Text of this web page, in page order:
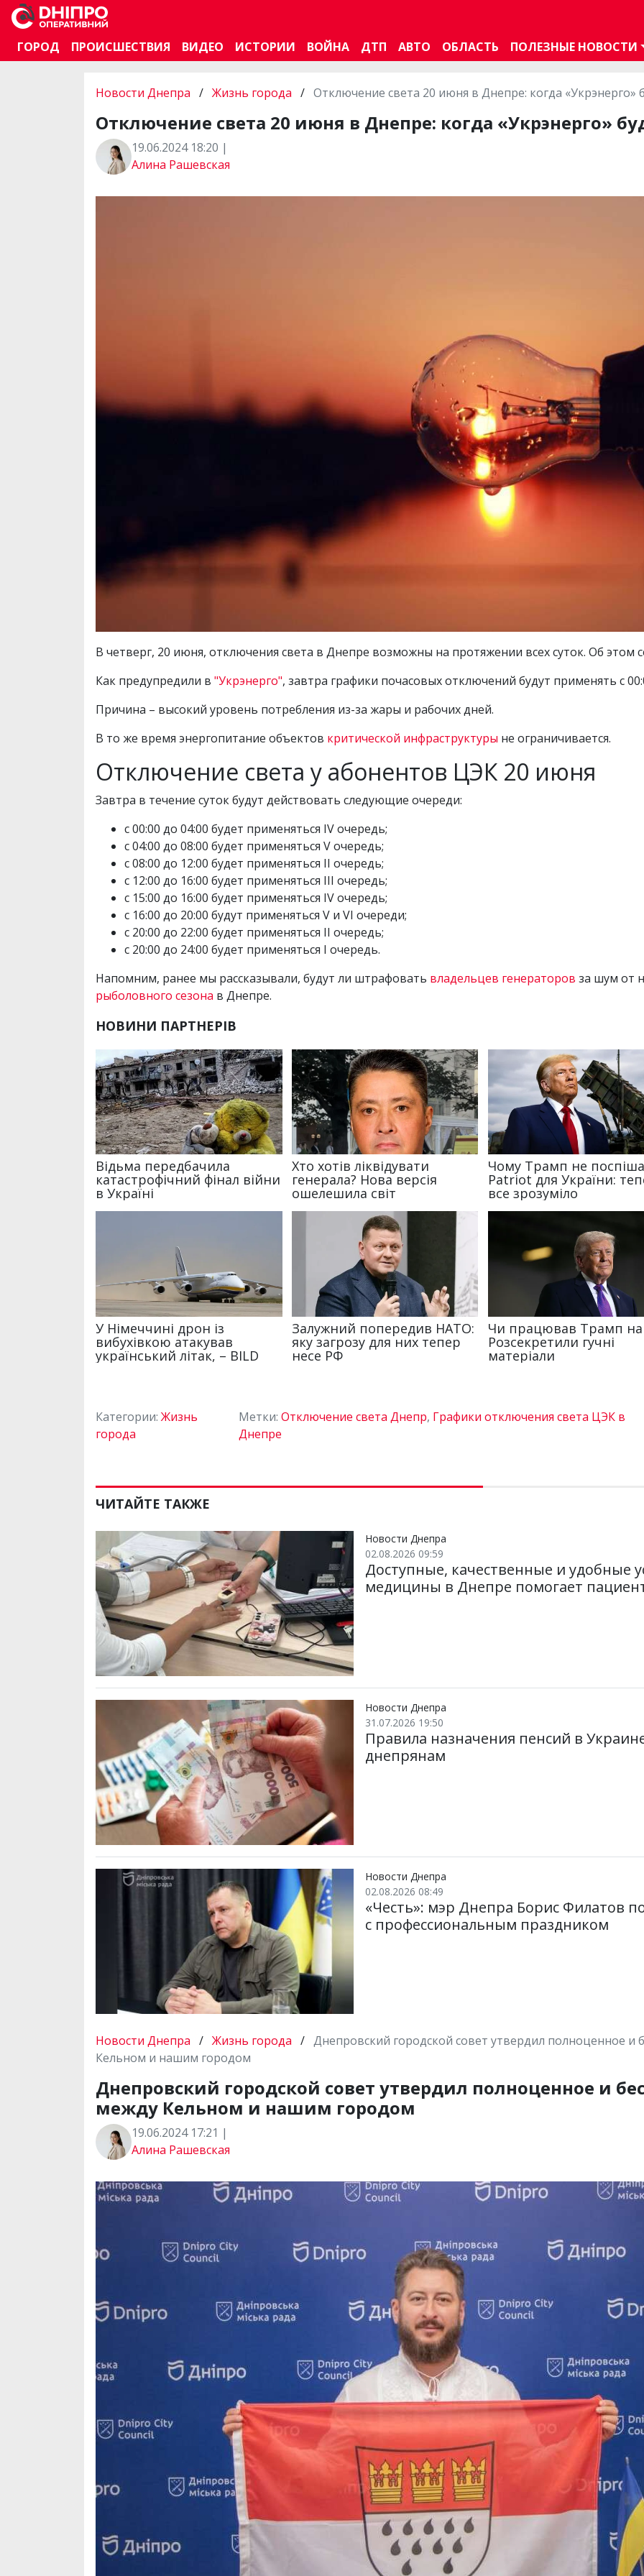
ГОРОД
ПРОИСШЕСТВИЯ ВИДЕО ИСТОРИИ ВОЙНА ДТП АВТО ОБЛАСТЬ ПОЛЕЗНЫЕ НОВОСТИ
Новости Днепра / Жизнь города / Отключение света 20 июня в Днепре: когда «Укрэнерго»
Отключение света 20 июня в Днепре: когда «Укрэнерго»
19.06.2024 18:20 |
Алина Рашевская
В четверг, 20 июня, отключения света в Днепре возможны на протяжении всех суток. Об этом
Как предупредили в "Укрэнерго", завтра графики почасовых отключений будут применять с
Причина – высокий уровень потребления из-за жары и рабочих дней.
В то же время энергопитание объектов критической инфраструктуры не ограничивается.
Отключение света у абонентов ЦЭК 20 июня
Завтра в течение суток будут действовать следующие очереди:
с 00:00 до 04:00 будет применяться IV очередь;
с 04:00 до 08:00 будет применяться V очередь;
с 08:00 до 12:00 будет применяться II очередь;
с 12:00 до 16:00 будет применяться ІІІ очередь;
с 15:00 до 16:00 будет применяться IV очередь;
с 16:00 до 20:00 будут применяться V и VI очереди;
с 20:00 до 22:00 будет применяться II очередь;
с 20:00 до 24:00 будет применяться I очередь.
Напомним, ранее мы рассказывали, будут ли штрафовать владельцев генераторов за шум от
рыболовного сезона в Днепре.
Категории: Жизнь
города
Метки:Отключение света Днепр, Графики отключения света ЦЭК в
Днепре
ЧИТАЙТЕ ТАКЖЕ
Новости Днепра
02.08.2026 09:59
Доступные, качественные и удобные
медицины в Днепре помогает
Новости Днепра
31.07.2026 19:50
Правила назначения пенсий в
днепрянам
Новости Днепра
02.08.2026 08:49
«Честь»: мэр Днепра Борис Филатов
с профессиональным праздником
Новости Днепра / Жизнь города / Днепровский городской совет утвердил полноценное и
Кельном и нашим городом
Днепровский городской совет утвердил полноценное и
между Кельном и нашим городом
19.06.2024 17:21 |
Алина Рашевская